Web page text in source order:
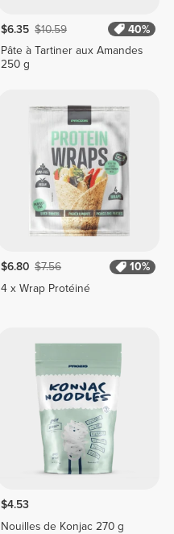
$6.35 $10.59
40%
Pâte à Tartiner aux Amandes
250 g
$6.80 $7.56
10%
4 x Wrap Protéiné
$4.53
Nouilles de Konjac 270 g